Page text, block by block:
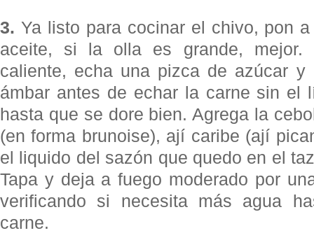
3. Ya listo para cocinar el chivo, pon
aceite, si la olla es grande, mejor.
caliente, echa una pizca de azúcar
ámbar antes de echar la carne sin el
hasta que se dore bien. Agrega la
(en forma brunoise), ají caribe (ají
el liquido del sazón que quedo en el
Tapa y deja a fuego moderado por
verificando si necesita más agua
carne.